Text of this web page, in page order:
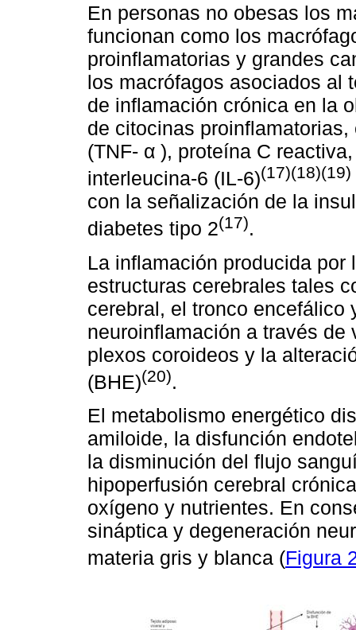
En personas no obesas los
funcionan como los
proinflamatorias y grandes
los macrófagos asociados al
de inflamación crónica en la
de citocinas
(TNF- α ), proteína C
interleucina-6 (IL-6)(17)(18)(19)
con la señalización de la
diabetes tipo 2(17).
La inflamación producida
estructuras cerebrales tales
cerebral, el tronco encefálico
neuroinflamación a través
plexos coroideos y la
(BHE)(20).
El metabolismo energético
amiloide, la disfunción
la disminución del flujo
hipoperfusión cerebral
oxígeno y nutrientes. En
sináptica y degeneración
materia gris y blanca (Figura